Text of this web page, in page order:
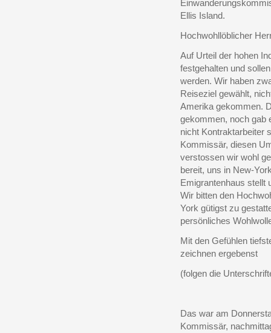
Ellis Island.
Hochwohllöblicher
Auf Urteil der hohen
festgehalten und
werden. Wir haben
Reiseziel gewählt,
Amerika gekommen.
gekommen, noch gab
nicht Kontraktarbeiter
Kommissär, diesen
verstossen wir wohl
bereit, uns in New-
Emigrantenhaus stellt
Wir bitten den
York gütigst zu
persönliches
Mit den Gefühlen
zeichnen ergebenst
(folgen die
Das war am
Kommissär,